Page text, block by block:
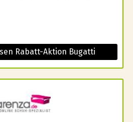
Rabatt-Aktion Bugatti